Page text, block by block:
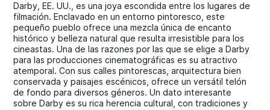
Darby, EE. UU., es una joya escondida entre los lugares de
filmación. Enclavado en un entorno pintoresco, este
pequeño pueblo ofrece una mezcla única de encanto
histórico y belleza natural que resulta irresistible para los
cineastas. Una de las razones por las que se elige a Darby
para las producciones cinematográficas es su atractivo
atemporal. Con sus calles pintorescas, arquitectura bien
conservada y paisajes escénicos, ofrece un versátil telón
de fondo para diversos géneros. Un dato interesante
sobre Darby es su rica herencia cultural, con tradiciones y